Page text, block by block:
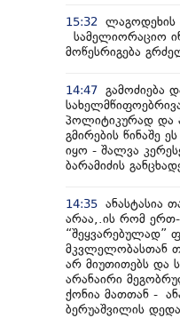
15:32
ლაგოდეხის
სამელიორაციო
მოწესრიგება
14:47 გამოძიება
პოლიტიკურად და
გმირების წინაშე
იყო - შალვა
ბარამიძის
14:35 ანასტასია
არაა,.ის რომ
“შეყვარებულად”
მკვლელობასთან
არ მიუთითებს და
არანაირი
ქონია მათთან -
ბერუაშვილის დედა